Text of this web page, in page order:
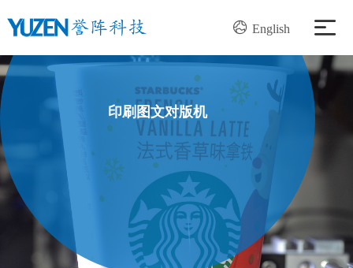
English
产品中心
解决方案
新闻资讯
印刷图文对版机